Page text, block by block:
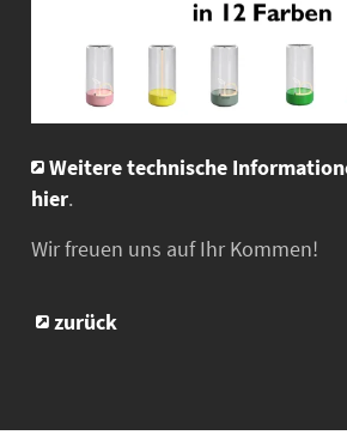
Weitere technische
hier.
Wir freuen uns auf Ihr Kommen!
zurück